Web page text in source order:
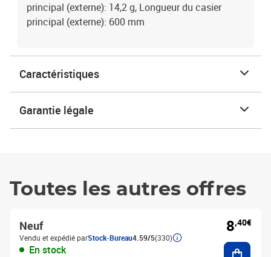
principal (externe): 14,2 g, Longueur du casier
principal (externe): 600 mm
Caractéristiques
Garantie légale
Toutes les autres offres
Neuf
Vendu et expédié parStock-Bureau4.59/5(330)
En stock
8,40€